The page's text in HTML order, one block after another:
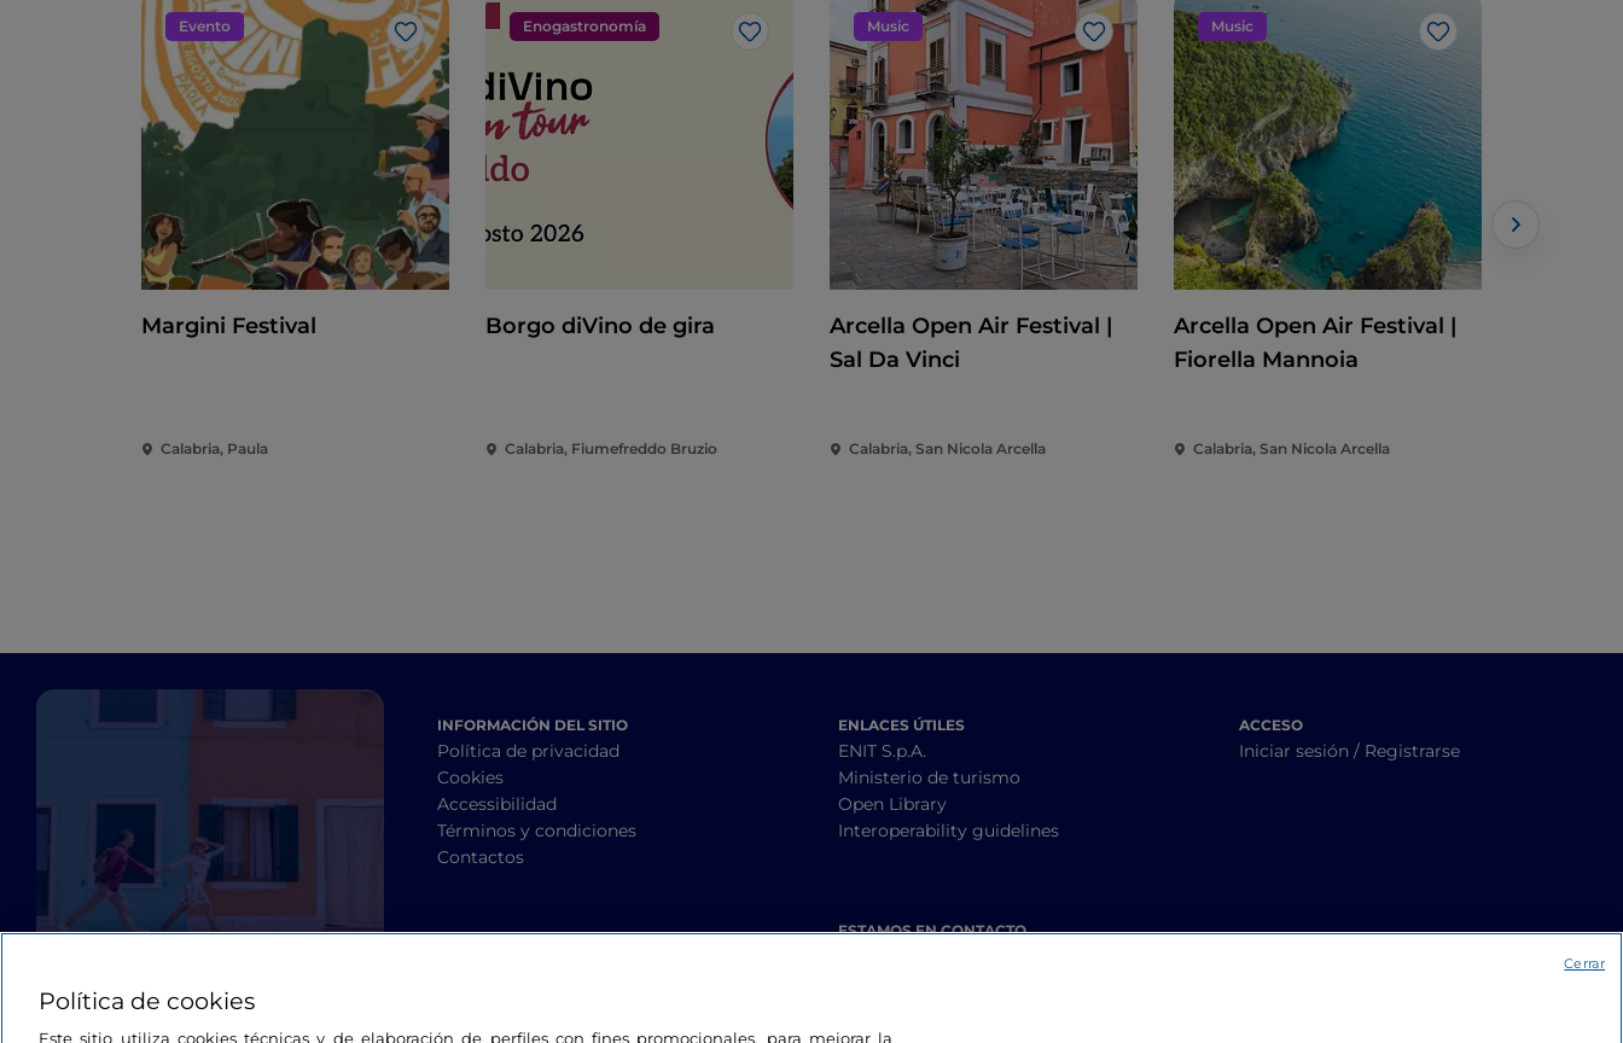
Evento
Me gusta
Margini Festival
Calabria, Paula
Enogastronomía
Me gusta
Borgo diVino de gira
Calabria, Fiumefreddo Bruzio
Music
Me gusta
Arcella Open Air Festival |
Sal Da Vinci
Calabria, San Nicola Arcella
Music
Me gusta
Arcella Open Air Festival |
Fiorella Mannoia
Calabria, San Nicola Arcella
INFORMACIÓN DEL SITIO
Política de privacidad
Cookies
Accessibilidad
Términos y condiciones
Contactos
ENLACES ÚTILES
ENIT S.p.A.
Ministerio de turismo
Open Library
Interoperability guidelines
ESTAMOS EN CONTACTO
ACCESO
Iniciar sesión / Registrarse
Política de cookies
Este sitio utiliza cookies técnicas y de elaboración de perfiles con fines promocionales, para mejorar la
Cerrar